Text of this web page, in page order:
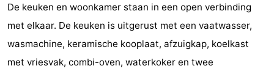
centra
Dorpen
&
Steden
Natuur
Rondleidingen
De keuken en woonkamer staan in een open verbinding
met elkaar. De keuken is uitgerust met een vaatwasser,
wasmachine, keramische kooplaat, afzuigkap, koelkast
met vriesvak, combi-oven, waterkoker en twee